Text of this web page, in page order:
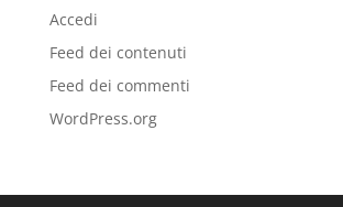
Accedi
Feed dei contenuti
Feed dei commenti
WordPress.org